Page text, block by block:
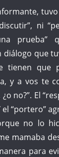
ni
diálogo que
tienen
y a vos te
no?”. El
el “portero”
no lo
mamaba
para